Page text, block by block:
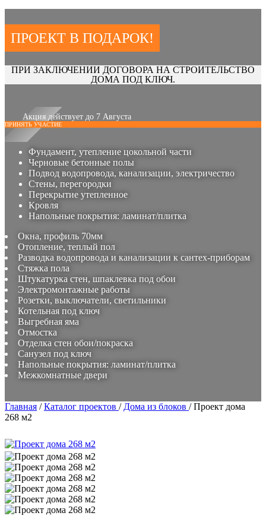
ПРОЕКТ В ПОДАРОК!
ПРИ ЗАКЛЮЧЕНИИ ДОГОВОРА НА СТРОИТЕЛЬСТВО
ДОМА ПОД КЛЮЧ.
Акция действует до 7 Августа
ПРИНЯТЬ УЧАСТИЕ
Фундамент, утепление цокольной части
Черновые бетонные полы
Подвод водопровода, канализации, электричество
Стены, перегородки
Перекрытие утепленное
Кровля
Напольные покрытия: ламинат/плитка
Окна, профиль 70мм
Отопление, теплый пол
Разводка водопровода и канализации к сантех-приборам
Стяжка пола
Штукатурка стен, шпаклевка под обои
Электромонтажные работы
Розетки, выключатели, светильники
Котельная под ключ
Выгребная яма
Отмостка
Отделка стен обои/покраска
Санузел под ключ
Напольные покрытия: ламинат/плитка
Межкомнатные двери
Главная /Каталог проектов / Дома из блоков /Проект дома
268 м2